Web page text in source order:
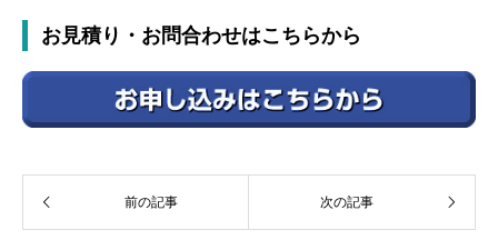
お見積り・お問合わせはこちらから
前の記事 次の記事